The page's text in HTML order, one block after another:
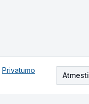
Privatumo
Atmesti